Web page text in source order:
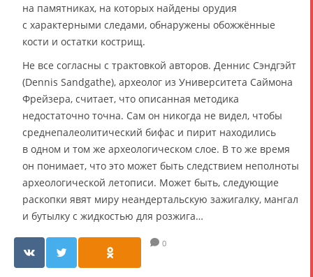
на памятниках, на которых найдены орудия
с характерными следами, обнаружены обожжённые
кости и остатки кострищ.
Не все согласны с трактовкой авторов. Деннис Сэндгэйт
(Dennis Sandgathe), археолог из Университета Саймона
Фрейзера, считает, что описанная методика
недостаточно точна. Сам он никогда не видел, чтобы
среднепалеолитический бифас и пирит находились
в одном и том же археологическом слое. В то же время
он понимает, что это может быть следствием неполноты
археологической летописи. Может быть, следующие
раскопки явят миру неандертальскую зажигалку, мангал
и бутылку с жидкостью для розжига…
0